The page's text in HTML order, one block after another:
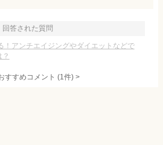
回答された質問
！アンチエイジングやダイエットなどで
すすめコメント (1件) >